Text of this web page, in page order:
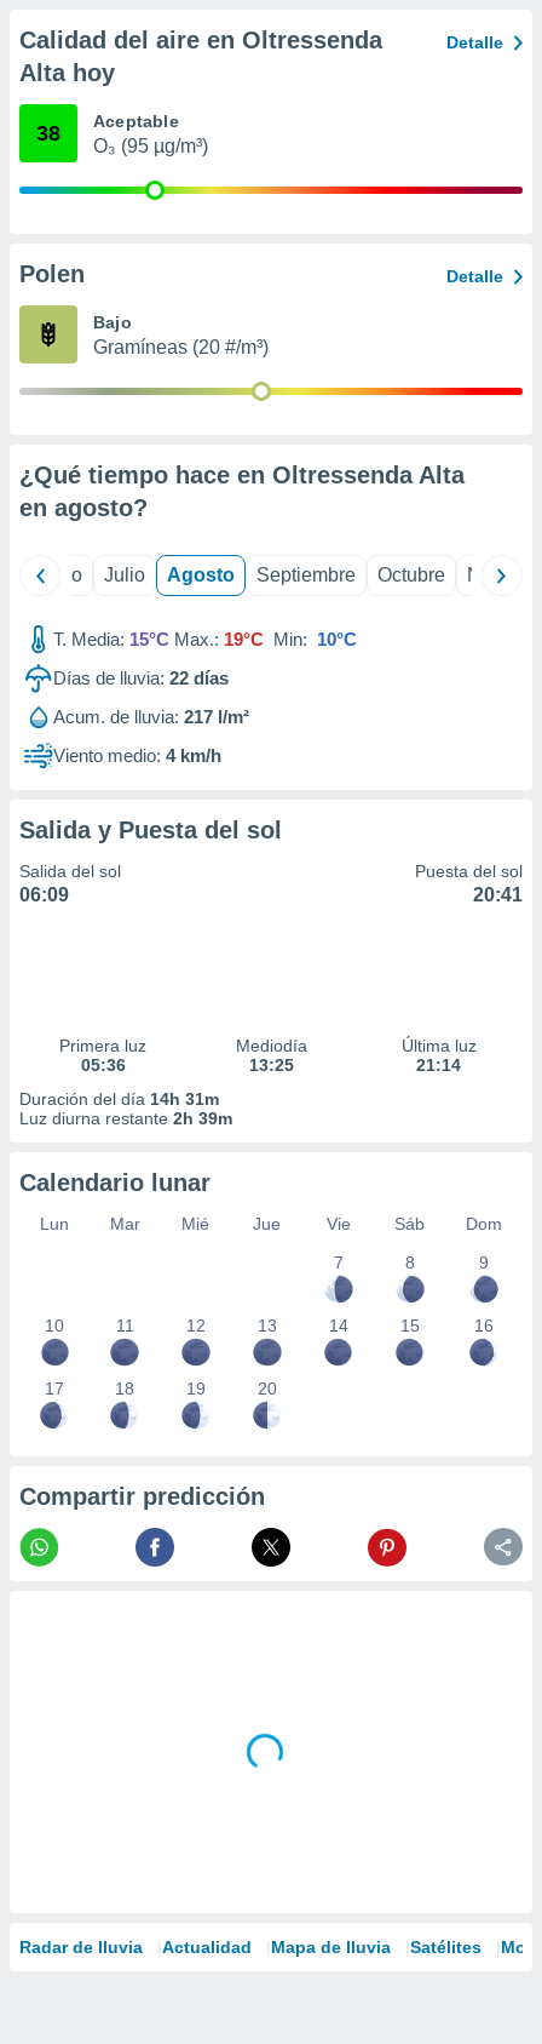
e
mediante
publicidad
de
Calidad del aire en Oltressenda
Alta hoy
Detalle
38 Aceptable
O₃ (95 µg/m³)
Polen Detalle
Bajo
Gramíneas (20 #/m³)
¿Qué tiempo hace en Oltressenda Alta
en agosto?
Junio Julio Agosto Septiembre Octubre
T. Media: 15°C Max.: 19°C Min: 10°C
Días de lluvia: 22 días
Acum. de lluvia: 217 l/m²
Viento medio: 4 km/h
Salida y Puesta del sol
Salida del sol
06:09
Puesta del sol
20:41
Primera luz
05:36
Mediodía
13:25
Última luz
21:14
Duración del día 14h 31m
Luz diurna restante 2h 39m
Calendario lunar
Lun Mar Mié Jue Vie Sáb
Dom
7
8 9
10 11 12 13 14 15 16
17 18 19 20
Compartir predicción
Radar de lluvia Actualidad Mapa de lluvia Satélites